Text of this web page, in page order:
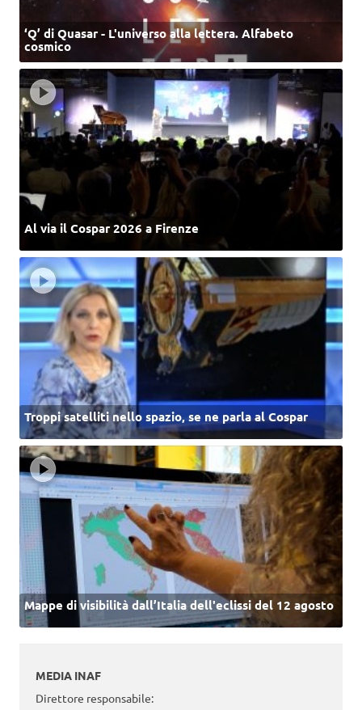
‘Q’ di Quasar - L'universo alla lettera. Alfabeto
cosmico
Al via il Cospar 2026 a Firenze
Troppi satelliti nello spazio, se ne parla al Cospar
Mappe di visibilità dall’Italia dell'eclissi del 12 agosto
MEDIA INAF
Direttore responsabile: